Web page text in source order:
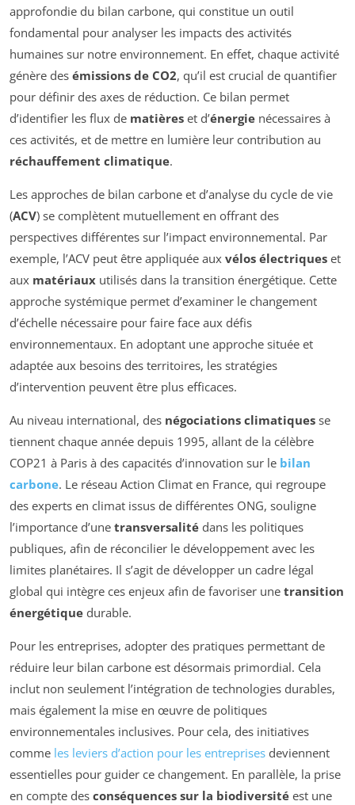
approfondie du bilan carbone, qui constitue un outil
fondamental pour analyser les impacts des activités
humaines sur notre environnement. En effet, chaque activité
génère des émissions de CO2, qu’il est crucial de quantifier
pour définir des axes de réduction. Ce bilan permet
d’identifier les flux de matières et d’énergie nécessaires à
ces activités, et de mettre en lumière leur contribution au
réchauffement climatique.
Les approches de bilan carbone et d’analyse du cycle de vie
(ACV) se complètent mutuellement en offrant des
perspectives différentes sur l’impact environnemental. Par
exemple, l’ACV peut être appliquée aux vélos électriques et
aux matériaux utilisés dans la transition énergétique. Cette
approche systémique permet d’examiner le changement
d’échelle nécessaire pour faire face aux défis
environnementaux. En adoptant une approche située et
adaptée aux besoins des territoires, les stratégies
d’intervention peuvent être plus efficaces.
Au niveau international, des négociations climatiques se
tiennent chaque année depuis 1995, allant de la célèbre
COP21 à Paris à des capacités d’innovation sur le bilan
carbone. Le réseau Action Climat en France, qui regroupe
des experts en climat issus de différentes ONG, souligne
l’importance d’une transversalité dans les politiques
publiques, afin de réconcilier le développement avec les
limites planétaires. Il s’agit de développer un cadre légal
global qui intègre ces enjeux afin de favoriser une transition
énergétique durable.
Pour les entreprises, adopter des pratiques permettant de
réduire leur bilan carbone est désormais primordial. Cela
inclut non seulement l’intégration de technologies durables,
mais également la mise en œuvre de politiques
environnementales inclusives. Pour cela, des initiatives
comme les leviers d’action pour les entreprises deviennent
essentielles pour guider ce changement. En parallèle, la prise
en compte des conséquences sur la biodiversité est une